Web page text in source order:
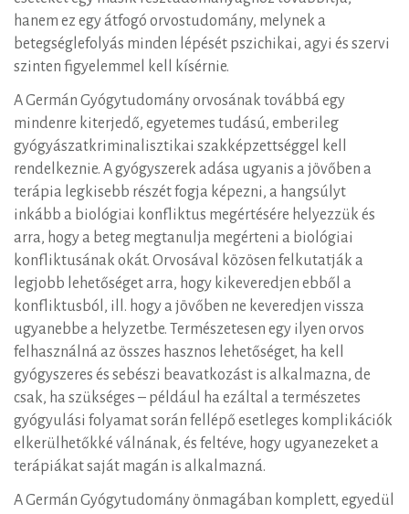
hanem ez egy átfogó orvostudomány, melynek a
betegséglefolyás minden lépését pszichikai, agyi és szervi
szinten figyelemmel kell kísérnie.
A Germán Gyógytudomány orvosának továbbá egy
mindenre kiterjedő, egyetemes tudású, emberileg
gyógyászatkriminalisztikai szakképzettséggel kell
rendelkeznie. A gyógyszerek adása ugyanis a jövőben a
terápia legkisebb részét fogja képezni, a hangsúlyt
inkább a biológiai konfliktus megértésére helyezzük és
arra, hogy a beteg megtanulja megérteni a biológiai
konfliktusának okát. Orvosával közösen felkutatják a
legjobb lehetőséget arra, hogy kikeveredjen ebből a
konfliktusból, ill. hogy a jövőben ne keveredjen vissza
ugyanebbe a helyzetbe. Természetesen egy ilyen orvos
felhasználná az összes hasznos lehetőséget, ha kell
gyógyszeres és sebészi beavatkozást is alkalmazna, de
csak, ha szükséges – például ha ezáltal a természetes
gyógyulási folyamat során fellépő esetleges komplikációk
elkerülhetőkké válnának, és feltéve, hogy ugyanezeket a
terápiákat saját magán is alkalmazná.
A Germán Gyógytudomány önmagában komplett, egyedül